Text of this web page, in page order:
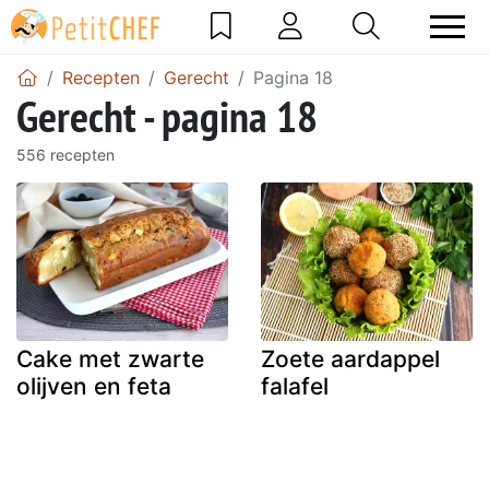
Recepten Gerecht Pagina 18
Gerecht - pagina 18
556 recepten
Cake met zwarte
olijven en feta
Zoete aardappel
falafel